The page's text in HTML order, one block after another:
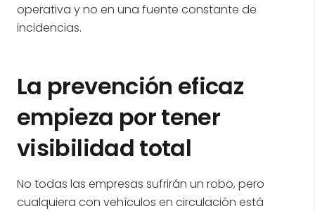
operativa y no en una fuente constante de
incidencias.
La prevención eficaz
empieza por tener
visibilidad total
No todas las empresas sufrirán un robo, pero
cualquiera con vehículos en circulación está